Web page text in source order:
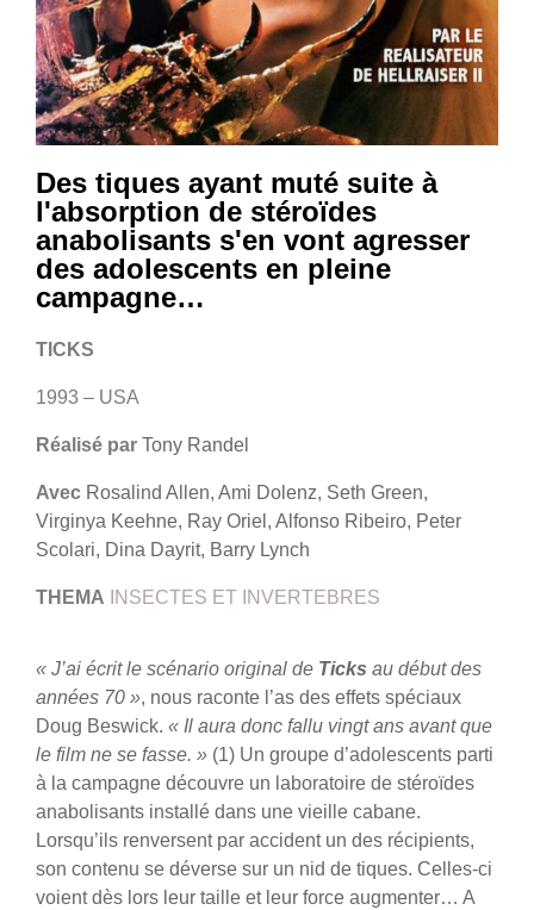
Des tiques ayant muté suite à
l'absorption de stéroïdes
anabolisants s'en vont agresser
des adolescents en pleine
campagne…
TICKS
1993 – USA
Réalisé par Tony Randel
Avec Rosalind Allen, Ami Dolenz, Seth Green,
Virginya Keehne, Ray Oriel, Alfonso Ribeiro, Peter
Scolari, Dina Dayrit, Barry Lynch
THEMA INSECTES ET INVERTEBRES
« J’ai écrit le scénario original de Ticks au début des
années 70 », nous raconte l’as des effets spéciaux
Doug Beswick. « Il aura donc fallu vingt ans avant que
le film ne se fasse. » (1) Un groupe d’adolescents parti
à la campagne découvre un laboratoire de stéroïdes
anabolisants installé dans une vieille cabane.
Lorsqu’ils renversent par accident un des récipients,
son contenu se déverse sur un nid de tiques. Celles-ci
voient dès lors leur taille et leur force augmenter… A